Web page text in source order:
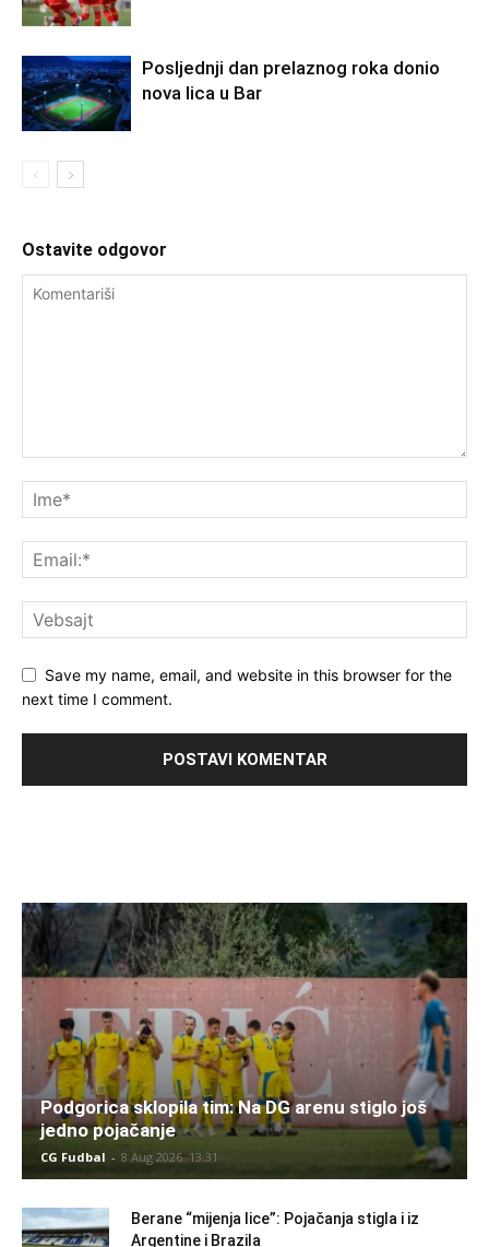
Posljednji dan prelaznog roka donio
nova lica u Bar
Ostavite odgovor
Save my name, email, and website in this browser for the
next time I comment.
Podgorica sklopila tim: Na DG arenu stiglo još
jedno pojačanje
CG Fudbal - 8 Aug 2026. 13:31
Berane “mijenja lice”: Pojačanja stigla i iz
Argentine i Brazila